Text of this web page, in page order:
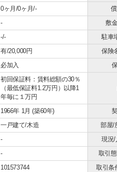
0ヶ月/0ヶ月/-
- 敷
-/- 駐車
有/20,000円 保険
必加入
初回保証料：賃料総額の30％
（最低保証料1.2万円）以降1
年毎に１万円
1966年 1月 (築60年)
一戸建て/木造 部屋/
- 現況/
- 取引
101573744 取引条